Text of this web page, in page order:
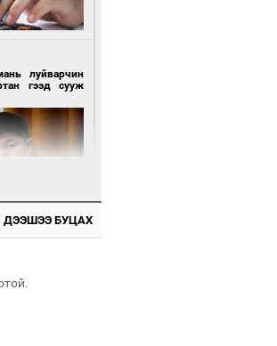
луйварчин
гээд сууж
ДЭЭШЭЭ БУЦАХ